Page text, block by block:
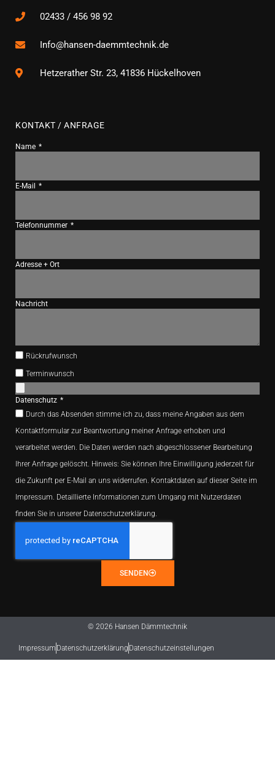
02433 / 456 98 92
Info@hansen-daemmtechnik.de
Hetzerather Str. 23, 41836 Hückelhoven
KONTAKT / ANFRAGE
Name
E-Mail
Telefonnummer
Adresse + Ort
Nachricht
Rückrufwunsch
Terminwunsch
Datenschutz
Durch das Absenden stimme ich zu, dass meine Angaben aus dem
Kontaktformular zur Beantwortung meiner Anfrage erhoben und
verarbeitet werden. Die Daten werden nach abgeschlossener Bearbeitung
Ihrer Anfrage gelöscht. Hinweis: Sie können Ihre Einwilligung jederzeit für
die Zukunft per E-Mail an uns widerrufen. Kontaktdaten auf dieser Seite im
Impressum. Detaillierte Informationen zum Umgang mit Nutzerdaten
finden Sie in unserer Datenschutzerklärung.
SENDEN
© 2026 Hansen Dämmtechnik
Impressum Datenschutzerklärung Datenschutzeinstellungen